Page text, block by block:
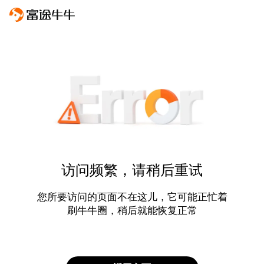
访问频繁，请稍后重试
您所要访问的页面不在这儿，它可能正忙着
刷牛牛圈，稍后就能恢复正常